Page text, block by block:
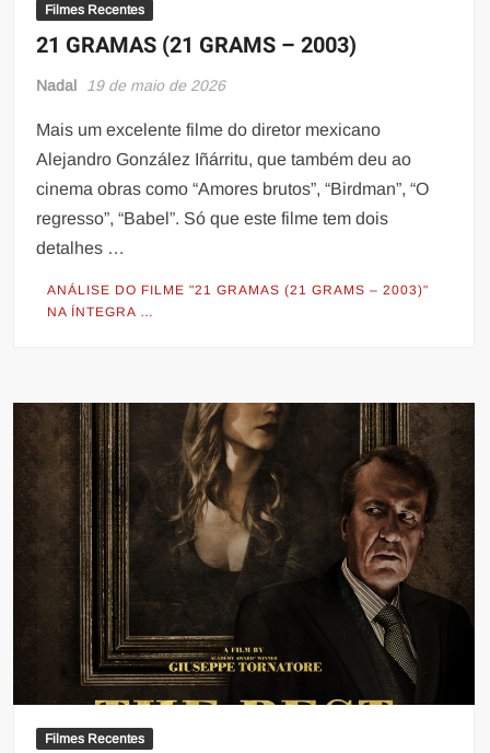
Filmes Recentes
21 GRAMAS (21 GRAMS – 2003)
Nadal 19 de maio de 2026
Mais um excelente filme do diretor mexicano
Alejandro González Iñárritu, que também deu ao
cinema obras como “Amores brutos”, “Birdman”, “O
regresso”, “Babel”. Só que este filme tem dois
detalhes …
ANÁLISE DO FILME "21 GRAMAS (21 GRAMS – 2003)"
NA ÍNTEGRA …
Filmes Recentes